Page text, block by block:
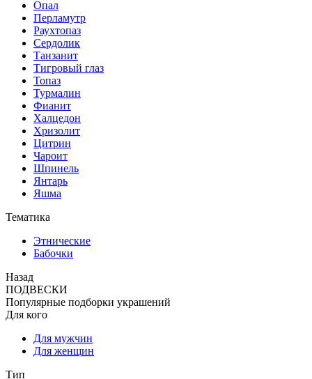
Опал
Перламутр
Раухтопаз
Сердолик
Танзанит
Тигровый глаз
Топаз
Турмалин
Фианит
Халцедон
Хризолит
Цитрин
Чароит
Шпинель
Янтарь
Яшма
Тематика
Этнические
Бабочки
Назад
ПОДВЕСКИ
Популярные подборки украшений
Для кого
Для мужчин
Для женщин
Тип